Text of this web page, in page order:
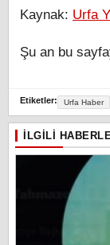
Kaynak: Urfa
Şu an bu
Etiketler: Urfa Haber
İLGILI